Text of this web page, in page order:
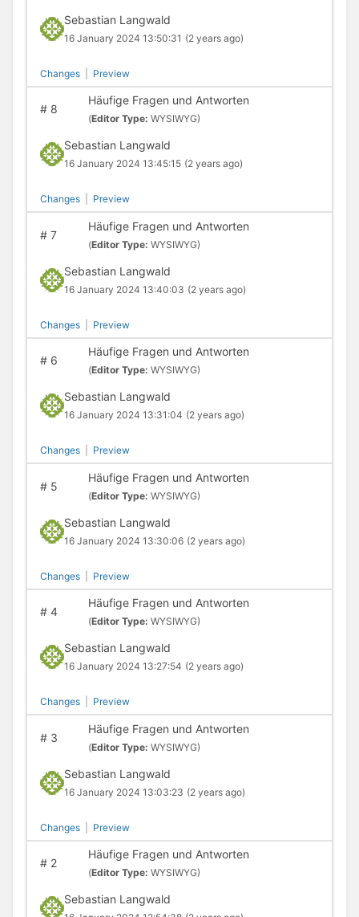
Sebastian Langwald
16 January 2024 13:50:31 (2 years ago)
Changes Preview
#8
Häufige Fragen und Antworten
(Editor Type: WYSIWYG)
Sebastian Langwald
16 January 2024 13:45:15 (2 years ago)
Changes Preview
#7
Häufige Fragen und Antworten
(Editor Type: WYSIWYG)
Sebastian Langwald
16 January 2024 13:40:03 (2 years ago)
Changes Preview
#6
Häufige Fragen und Antworten
(Editor Type: WYSIWYG)
Sebastian Langwald
16 January 2024 13:31:04 (2 years ago)
Changes Preview
#5
Häufige Fragen und Antworten
(Editor Type: WYSIWYG)
Sebastian Langwald
16 January 2024 13:30:06 (2 years ago)
Changes Preview
#4
Häufige Fragen und Antworten
(Editor Type: WYSIWYG)
Sebastian Langwald
16 January 2024 13:27:54 (2 years ago)
Changes Preview
#3
Häufige Fragen und Antworten
(Editor Type: WYSIWYG)
Sebastian Langwald
16 January 2024 13:03:23 (2 years ago)
Changes Preview
#2
Häufige Fragen und Antworten
(Editor Type: WYSIWYG)
Sebastian Langwald